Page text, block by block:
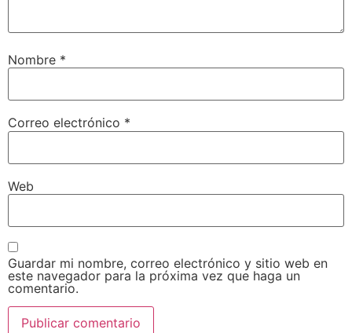
Nombre *
Correo electrónico *
Web
Guardar mi nombre, correo electrónico y sitio web en
este navegador para la próxima vez que haga un
comentario.